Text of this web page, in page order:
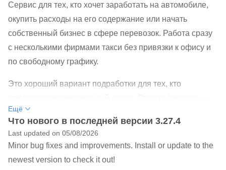
Сервис для тех, кто хочет заработать на автомобиле,
окупить расходы на его содержание или начать
собственный бизнес в сфере перевозок. Работа сразу
с несколькими фирмами такси без привязки к офису и
по свободному графику.
Это хороший вариант подработки для тех, кто
день в день. Наличные — сразу на руки, безнал — на
кошелек в приложении. Перевести деньги с кошелька
можно по СБП, без комиссии, на любую российскую
карту, без ограничений по сумме.
Ещё
Что нового в последней версии 3.27.4
Last updated on 05/08/2026
Minor bug fixes and improvements. Install or update to the
newest version to check it out!